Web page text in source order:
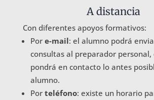
A distancia
Con diferentes apoyos formativos:
Por e-mail: el alumno podrá
consultas al preparador personal,
pondrá en contacto lo antes
alumno.
Por teléfono: existe un horario